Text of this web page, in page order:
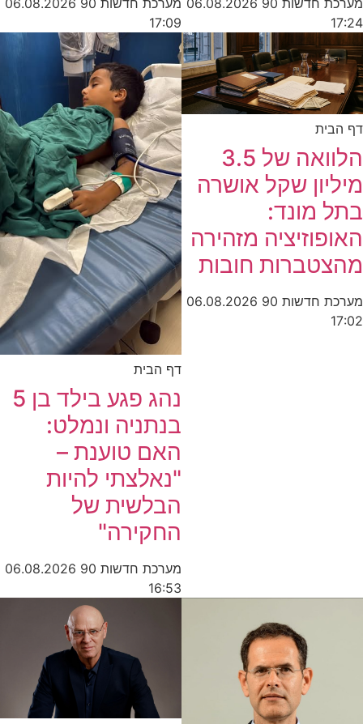
17:24
17:09
דף הבית
הלוואה של 3.5
מיליון שקל אושרה
בתל מונד:
האופוזיציה מזהירה
מהצטברות חובות
מערכת חדשות 90
06.08.2026
17:02
דף הבית
נהג פגע בילד בן 5
בנתניה ונמלט:
האם טוענת –
"נאלצתי להיות
הבלשית של
החקירה"
מערכת חדשות 90
06.08.2026
16:53